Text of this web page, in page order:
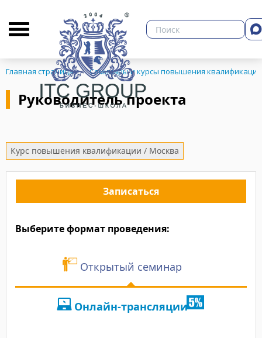
О бизнес-школе Библиотека
Главная страница Семинары и курсы повышения квалификации
Руководитель проекта
Курс повышения квалификации / Москва
Записаться
Выберите формат проведения:
Открытый семинар
Онлайн-трансляции